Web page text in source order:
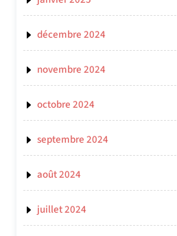
décembre 2024
novembre 2024
octobre 2024
septembre 2024
août 2024
juillet 2024